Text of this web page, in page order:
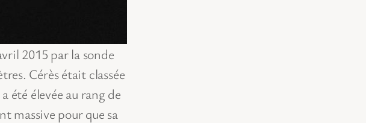
2015 par la sonde
Cérès était classée
été élevée au rang de
massive pour que sa